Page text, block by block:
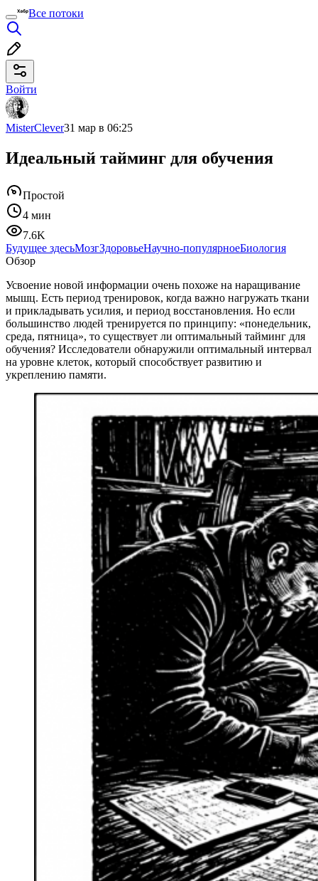
Все потоки
Войти
MisterClever31 мар в 06:25
Идеальный тайминг для обучения
Простой
4 мин
7.6K
Будущее здесьМозгЗдоровьеНаучно-популярноеБиология
Обзор
Усвоение новой информации очень похоже на наращивание
мышц. Есть период тренировок, когда важно нагружать ткани
и прикладывать усилия, и период восстановления. Но если
большинство людей тренируется по принципу: «понедельник,
среда, пятница», то существует ли оптимальный тайминг для
обучения? Исследователи обнаружили оптимальный интервал
на уровне клеток, который способствует развитию и
укреплению памяти.